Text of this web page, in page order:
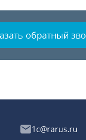
обратный
1c@rarus.ru